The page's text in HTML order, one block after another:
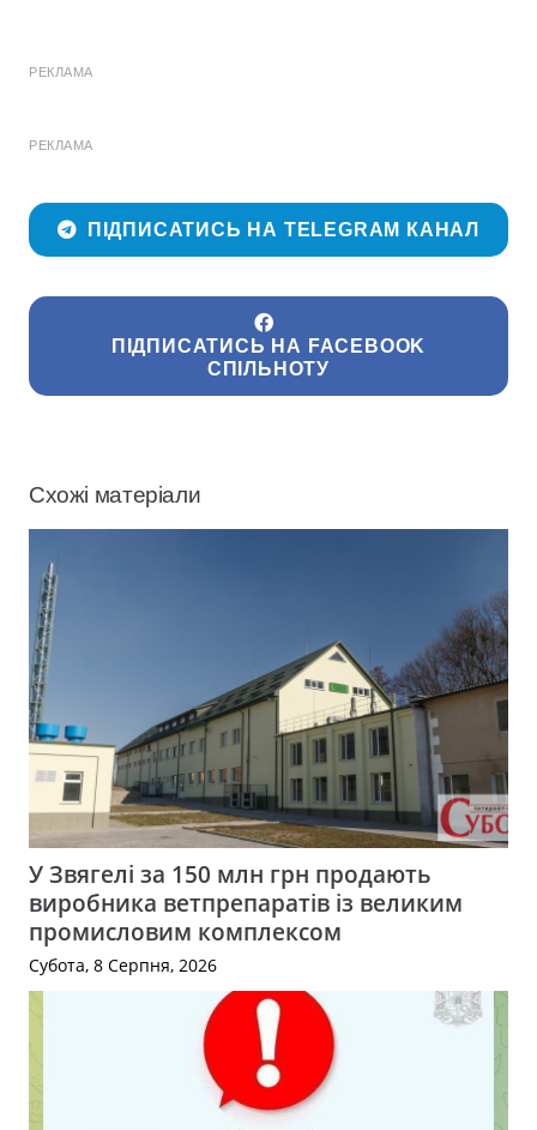
РЕКЛАМА
РЕКЛАМА
ПІДПИСАТИСЬ НА TELEGRAM КАНАЛ
ПІДПИСАТИСЬ НА FACEBOOK
СПІЛЬНОТУ
Схожі матеріали
У Звягелі за 150 млн грн продають
виробника ветпрепаратів із великим
промисловим комплексом
Субота, 8 Серпня, 2026